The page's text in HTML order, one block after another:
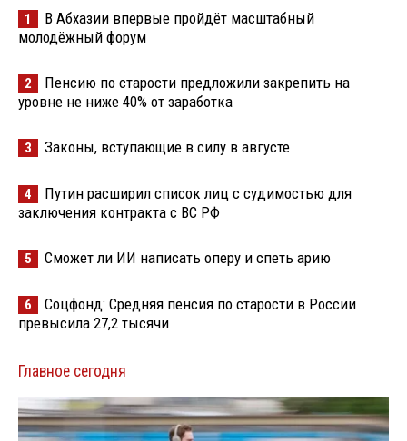
1
В Абхазии впервые пройдёт масштабный
молодёжный форум
2
Пенсию по старости предложили закрепить на
уровне не ниже 40% от заработка
3 Законы, вступающие в силу в августе
4
Путин расширил список лиц с судимостью для
заключения контракта с ВС РФ
5 Сможет ли ИИ написать оперу и спеть арию
6
Соцфонд: Средняя пенсия по старости в России
превысила 27,2 тысячи
Главное сегодня